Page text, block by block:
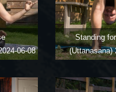
06-08
Standing
(Uttanasana)